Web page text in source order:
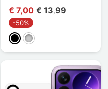
€ 7,00 € 13,99
-50%
ZwartTransparant